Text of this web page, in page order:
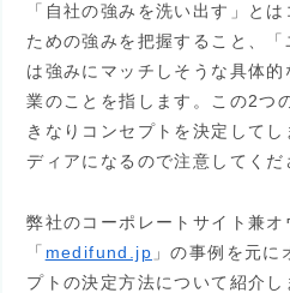
「自社の強みを洗い出す」と
ための強みを把握すること、
は強みにマッチしそうな具体
業のことを指します。この2つ
きなりコンセプトを決定して
ディアになるので注意してくだ
弊社のコーポレートサイト兼
「 medifund.jp 」の事例を元に
プトの決定方法について紹介し